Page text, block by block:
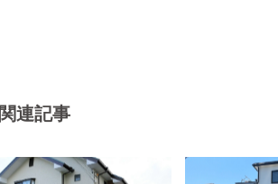
関連記事